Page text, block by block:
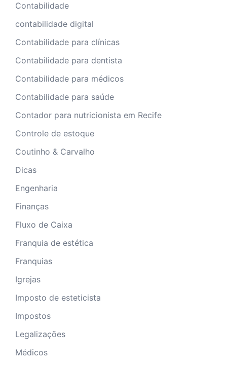
Contabilidade
contabilidade digital
Contabilidade para clínicas
Contabilidade para dentista
Contabilidade para médicos
Contabilidade para saúde
Contador para nutricionista em Recife
Controle de estoque
Coutinho & Carvalho
Dicas
Engenharia
Finanças
Fluxo de Caixa
Franquia de estética
Franquias
Igrejas
Imposto de esteticista
Impostos
Legalizações
Médicos